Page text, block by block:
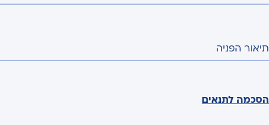
תיאור הפניה
הסכמה לתנאים